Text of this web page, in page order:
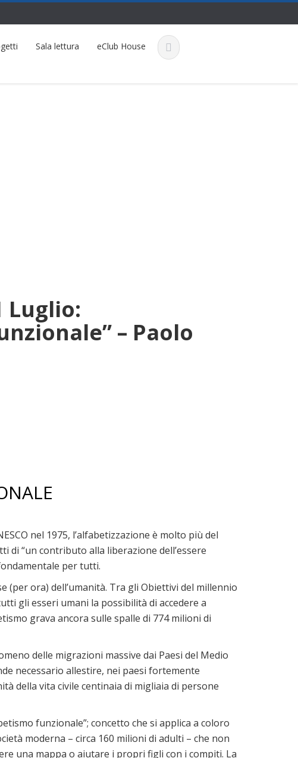
Sala lettura eClub House
Luglio:
– Paolo
nel 1975, l’alfabetizzazione è molto più del
di “un contributo alla liberazione dell’essere
per tutti.
(per ora) dell’umanità. Tra gli Obiettivi del millennio
gli esseri umani la possibilità di accedere a
grava ancora sulle spalle di 774 milioni di
delle migrazioni massive dai Paesi del Medio
necessario allestire, nei paesi fortemente
della vita civile centinaia di migliaia di persone
funzionale”; concetto che si applica a coloro
moderna – circa 160 milioni di adulti – che non
una mappa o aiutare i propri figli con i compiti. La